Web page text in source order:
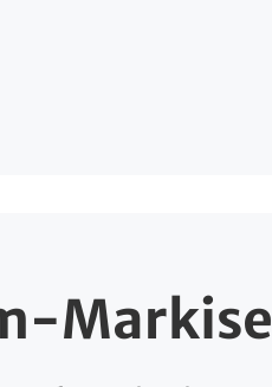
Markise